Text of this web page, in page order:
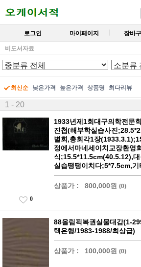
로그인 마이페이지 장바
비도서자료
최신순 낮은가격 높은가격 상품명 최다리뷰
1 - 20
1933년제1회대구의학전문
진첩(해부학실습사진
별회,총회각1장
정에서마네세이치교장환영
식;15.5*11.5cm(40.5.12),
실습땡땡이치다;5*7.5cm,기
상품가 : 800,000원 (0)
0
88올림픽복권실물대감(1-
택은행/1983-1988/최상급)
상품가 : 100,000원 (0)